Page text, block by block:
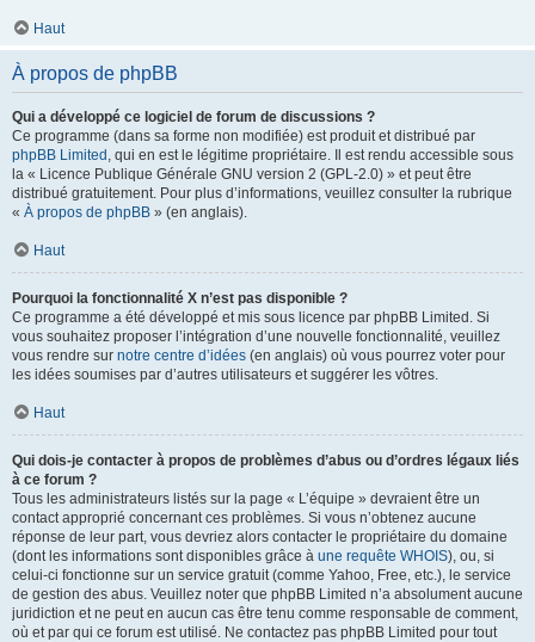
Haut
À propos de phpBB
Qui a développé ce logiciel de forum de discussions ?
Ce programme (dans sa forme non modifiée) est produit et distribué par
phpBB Limited , qui en est le légitime propriétaire. Il est rendu accessible sous
la « Licence Publique Générale GNU version 2 (GPL-2.0) » et peut être
distribué gratuitement. Pour plus d’informations, veuillez consulter la rubrique
« À propos de phpBB » (en anglais).
Haut
Pourquoi la fonctionnalité X n’est pas disponible ?
Ce programme a été développé et mis sous licence par phpBB Limited. Si
vous souhaitez proposer l’intégration d’une nouvelle fonctionnalité, veuillez
vous rendre sur notre centre d’idées (en anglais) où vous pourrez voter pour
les idées soumises par d’autres utilisateurs et suggérer les vôtres.
Haut
Qui dois-je contacter à propos de problèmes d’abus ou d’ordres légaux liés
à ce forum ?
Tous les administrateurs listés sur la page « L’équipe » devraient être un
contact approprié concernant ces problèmes. Si vous n’obtenez aucune
réponse de leur part, vous devriez alors contacter le propriétaire du domaine
(dont les informations sont disponibles grâce à une requête WHOIS), ou, si
celui-ci fonctionne sur un service gratuit (comme Yahoo, Free, etc.), le service
de gestion des abus. Veuillez noter que phpBB Limited n’a absolument aucune
juridiction et ne peut en aucun cas être tenu comme responsable de comment,
où et par qui ce forum est utilisé. Ne contactez pas phpBB Limited pour tout